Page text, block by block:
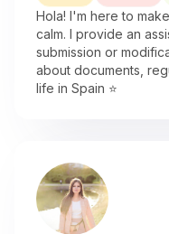
Hola! I'm here to
calm. I provide an
submission or
about documents,
life in Spain ⭐